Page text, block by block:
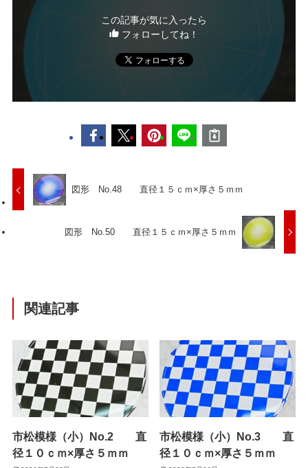
この記事が気に入ったら
フォローしてね！
図形 No.48 直径１５ｃｍ×厚さ５ｍｍ
図形 No.50 直径１５ｃｍ×厚さ５ｍｍ
関連記事
市松模様（小）No.2 直
径１０ｃｍ×厚さ５ｍｍ
市松模様（小）No.3 直
径１０ｃｍ×厚さ５ｍｍ